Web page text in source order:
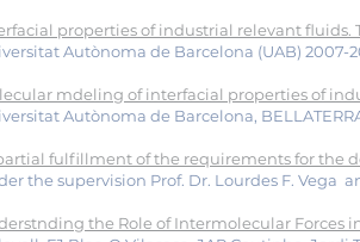
properties of industrial relevant fluids.
Autònoma de Barcelona (UAB) 2007-
mdeling of interfacial properties of
Autònoma de Barcelona,
fulfillment of the requirements for the
the supervision Prof. Dr. Lourdes F. Vega
the Role of Intermolecular Forces